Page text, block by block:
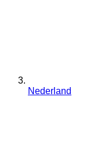
Nederland